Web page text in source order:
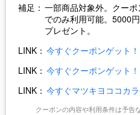
補足： 一部商品対象外。クー
でのみ利用可能。5000
プレゼント。
LINK： 今すぐクーポンゲット
LINK： 今すぐクーポンゲット
LINK： 今すぐマツキヨココカ
クーポンの内容や利用条件は予告